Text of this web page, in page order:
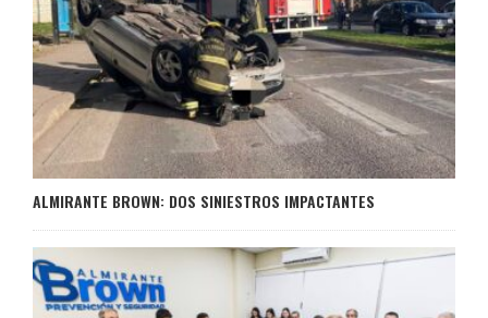
ALMIRANTE BROWN: DOS SINIESTROS IMPACTANTES